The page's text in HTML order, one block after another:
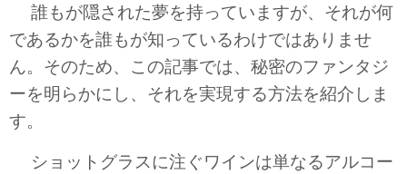
誰もが隠された夢を持っていますが、それが何
であるかを誰もが知っているわけではありませ
ん。そのため、この記事では、秘密のファンタジ
ーを明らかにし、それを実現する方法を紹介しま
す。
ショットグラスに注ぐワインは単なるアルコー